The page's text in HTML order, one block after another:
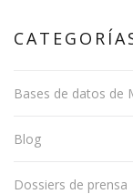
Bases de datos de
Blog
Dossiers de prensa